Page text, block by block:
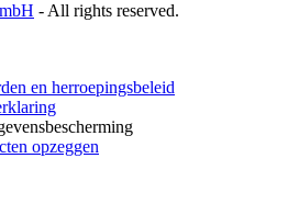
- All rights reserved.
en herroepingsbeleid
opzeggen